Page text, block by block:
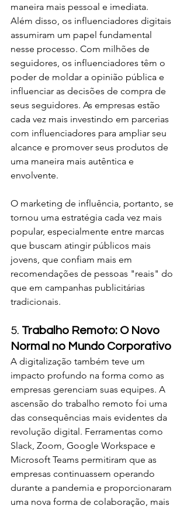
maneira mais pessoal e imediata.
Além disso, os influenciadores digitais
assumiram um papel fundamental
nesse processo. Com milhões de
seguidores, os influenciadores têm o
poder de moldar a opinião pública e
influenciar as decisões de compra de
seus seguidores. As empresas estão
cada vez mais investindo em parcerias
com influenciadores para ampliar seu
alcance e promover seus produtos de
uma maneira mais autêntica e
envolvente.
O marketing de influência, portanto, se
tornou uma estratégia cada vez mais
popular, especialmente entre marcas
que buscam atingir públicos mais
jovens, que confiam mais em
recomendações de pessoas "reais" do
que em campanhas publicitárias
tradicionais.
5. Trabalho Remoto: O Novo
Normal no Mundo Corporativo
A digitalização também teve um
impacto profundo na forma como as
empresas gerenciam suas equipes. A
ascensão do trabalho remoto foi uma
das consequências mais evidentes da
revolução digital. Ferramentas como
Slack, Zoom, Google Workspace e
Microsoft Teams permitiram que as
empresas continuassem operando
durante a pandemia e proporcionaram
uma nova forma de colaboração, mais